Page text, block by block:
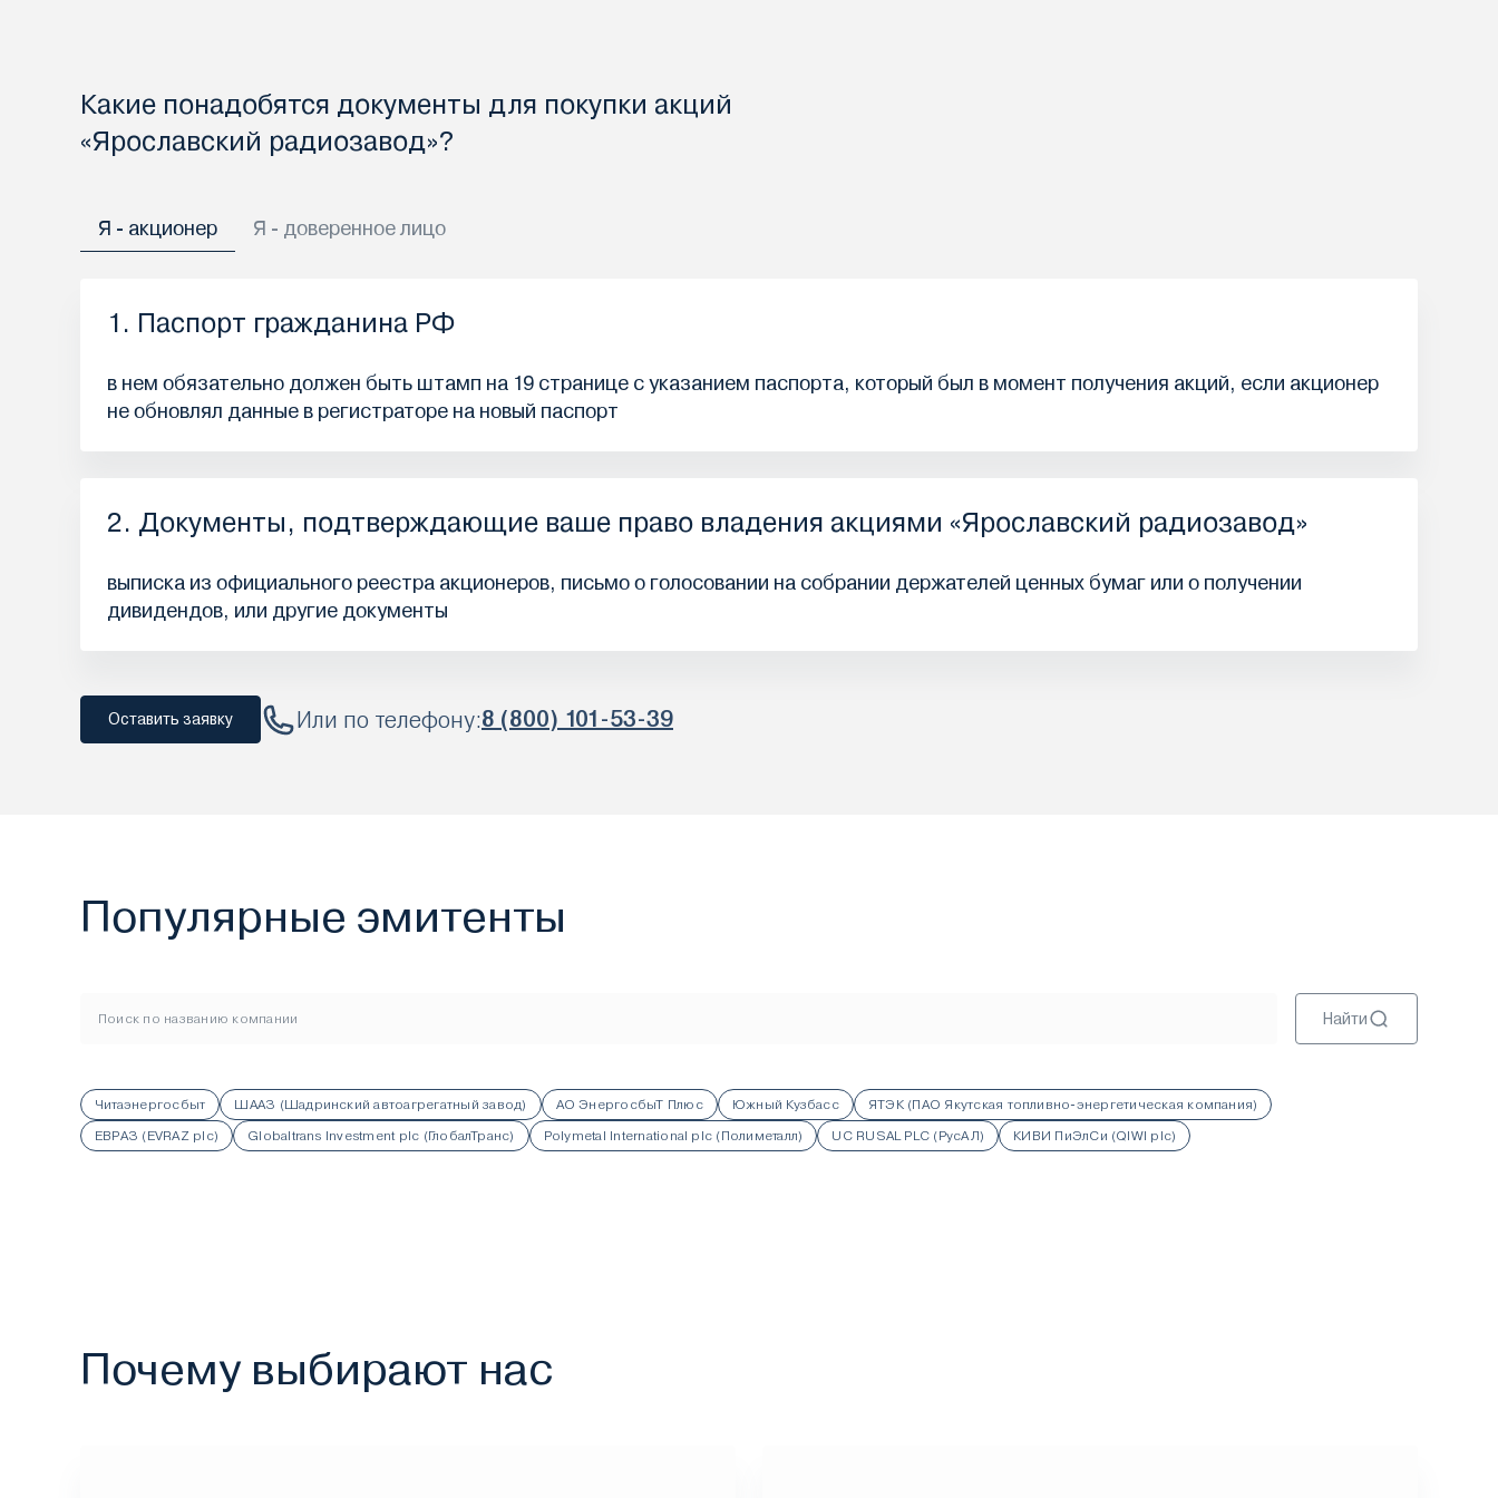
Какие понадобятся документы для покупки акций
«Ярославский радиозавод»?
Я - акционер Я - доверенное лицо
1. Паспорт гражданина РФ
в нем обязательно должен быть штамп на 19 странице с указанием паспорта, который был в момент получения акций, если акционер
не обновлял данные в регистраторе на новый паспорт
2. Документы, подтверждающие ваше право владения акциями «Ярославский радиозавод»
выписка из официального реестра акционеров, письмо о голосовании на собрании держателей ценных бумаг или о получении
дивидендов, или другие документы
Оставить заявку Или по телефону:8 (800) 101-53-39
Популярные эмитенты
Найти
Читаэнергосбыт ШААЗ (Шадринский автоагрегатный завод) АО ЭнергосбыТ Плюс Южный Кузбасс
ЯТЭК (ПАО Якутская топливно-энергетическая компания)
ЕВРАЗ (EVRAZ plc)
Globaltrans Investment plc (ГлобалТранс) Polymetal International plc (Полиметалл) UC RUSAL PLC (РусАЛ) КИВИ ПиЭлСи (QIWI plc)
Почему выбирают нас